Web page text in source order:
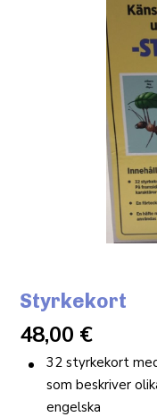
Styrkekort
48,00 €
32 styrkekort
som beskriver
engelska